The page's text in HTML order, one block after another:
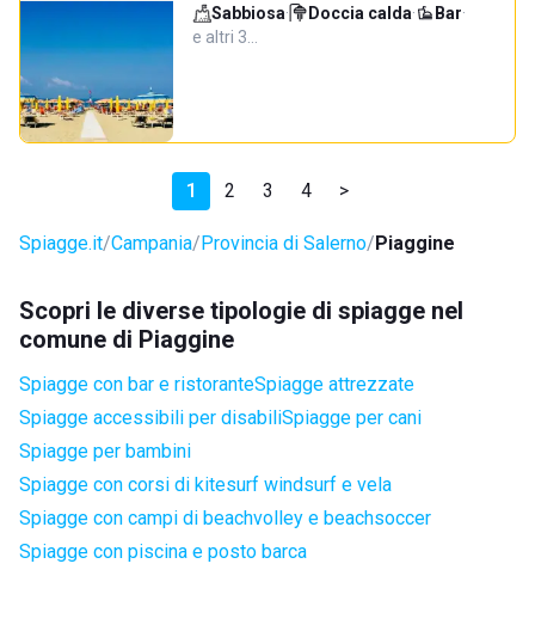
Sabbiosa· Doccia calda· Bar·
e altri 3…
1 2 3 4 >
Spiagge.it Campania Provincia di Salerno Piaggine
Scopri le diverse tipologie di spiagge nel
comune di Piaggine
Spiagge con bar e ristoranteSpiagge attrezzate
Spiagge accessibili per disabiliSpiagge per cani
Spiagge per bambini
Spiagge con corsi di kitesurf windsurf e vela
Spiagge con campi di beachvolley e beachsoccer
Spiagge con piscina e posto barca